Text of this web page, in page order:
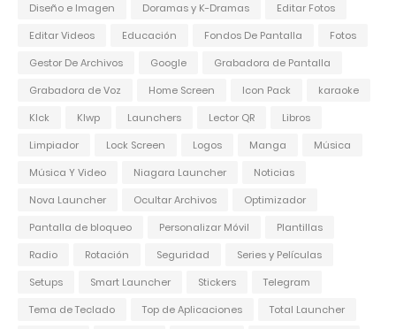
Diseño e Imagen
Doramas y K-Dramas
Editar Fotos
Editar Videos
Educación Fondos De Pantalla
Fotos
Gestor De Archivos
Google
Grabadora de Pantalla
Grabadora de Voz
Home Screen Icon Pack
karaoke
Klck
Klwp Launchers Lector QR
Libros
Limpiador
Lock Screen Logos Manga
Música
Música Y Video
Niagara Launcher
Noticias
Nova Launcher
Ocultar Archivos
Optimizador
Pantalla de bloqueo
Personalizar Móvil
Plantillas
Radio
Rotación Seguridad
Series y Películas
Setups
Smart Launcher Stickers
Telegram
Tema de Teclado
Top de Aplicaciones
Total Launcher